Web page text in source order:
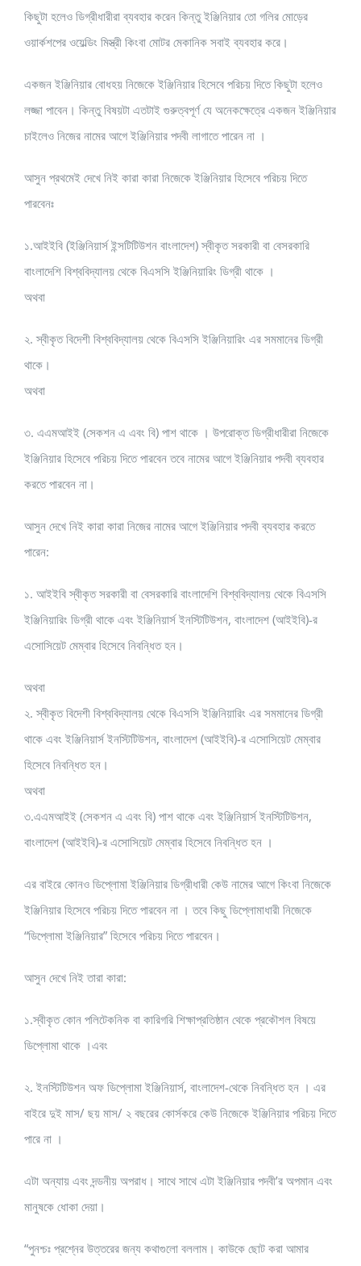
কিছুটা হলেও ডিগ্রীধারীরা ব্যবহার করেন কিন্তু ইঞ্জিনিয়ার তো গলির মোড়ের
ওয়ার্কশপের ওয়েল্ডিং মিস্ত্রী কিংবা মোটর মেকানিক সবাই ব্যবহার করে।
একজন ইঞ্জিনিয়ার বোধহয় নিজেকে ইঞ্জিনিয়ার হিসেবে পরিচয় দিতে কিছুটা হলেও
লজ্জা পাবেন। কিন্তু বিষয়টা এতটাই গুরুত্বপূর্ণ যে অনেকক্ষেত্রে একজন ইঞ্জিনিয়ার
চাইলেও নিজের নামের আগে ইঞ্জিনিয়ার পদবী লাগাতে পারেন না ।
আসুন প্রথমেই দেখে নিই কারা কারা নিজেকে ইঞ্জিনিয়ার হিসেবে পরিচয় দিতে
পারবেনঃ
১.আইইবি (ইঞ্জিনিয়ার্স ইন্সটিটিউশন বাংলাদেশ) স্বীকৃত সরকারী বা বেসরকারি
বাংলাদেশি বিশ্ববিদ্যালয় থেকে বিএসসি ইঞ্জিনিয়ারিং ডিগ্রী থাকে ।
অথবা
২. স্বীকৃত বিদেশী বিশ্ববিদ্যালয় থেকে বিএসসি ইঞ্জিনিয়ারিং এর সমমানের ডিগ্রী
থাকে।
অথবা
৩. এএমআইই (সেকশন এ এবং বি) পাশ থাকে । উপরোক্ত ডিগ্রীধারীরা নিজেকে
ইঞ্জিনিয়ার হিসেবে পরিচয় দিতে পারবেন তবে নামের আগে ইঞ্জিনিয়ার পদবী ব্যবহার
করতে পারবেন না।
আসুন দেখে নিই কারা কারা নিজের নামের আগে ইঞ্জিনিয়ার পদবী ব্যবহার করতে
পারেন:
১. আইইবি স্বীকৃত সরকারী বা বেসরকারি বাংলাদেশি বিশ্ববিদ্যালয় থেকে বিএসসি
ইঞ্জিনিয়ারিং ডিগ্রী থাকে এবং ইঞ্জিনিয়ার্স ইনস্টিটিউশন, বাংলাদেশ (আইইবি)-র
এসোসিয়েট মেম্বার হিসেবে নিবন্ধিত হন।
অথবা
২. স্বীকৃত বিদেশী বিশ্ববিদ্যালয় থেকে বিএসসি ইঞ্জিনিয়ারিং এর সমমানের ডিগ্রী
থাকে এবং ইঞ্জিনিয়ার্স ইনস্টিটিউশন, বাংলাদেশ (আইইবি)-র এসোসিয়েট মেম্বার
হিসেবে নিবন্ধিত হন।
অথবা
৩.এএমআইই (সেকশন এ এবং বি) পাশ থাকে এবং ইঞ্জিনিয়ার্স ইনস্টিটিউশন,
বাংলাদেশ (আইইবি)-র এসোসিয়েট মেম্বার হিসেবে নিবন্ধিত হন ।
এর বাইরে কোনও ডিপ্লোমা ইঞ্জিনিয়ার ডিগ্রীধারী কেউ নামের আগে কিংবা নিজেকে
ইঞ্জিনিয়ার হিসেবে পরিচয় দিতে পারবেন না । তবে কিছু ডিপ্লোমাধারী নিজেকে
“ডিপ্লোমা ইঞ্জিনিয়ার” হিসেবে পরিচয় দিতে পারবেন।
আসুন দেখে নিই তারা কারা:
১.স্বীকৃত কোন পলিটেকনিক বা কারিগরি শিক্ষাপ্রতিষ্ঠান থেকে প্রকৌশল বিষয়ে
ডিপ্লোমা থাকে ।এবং
২. ইনস্টিটিউশন অফ ডিপ্লোমা ইঞ্জিনিয়ার্স, বাংলাদেশ-থেকে নিবন্ধিত হন । এর
বাইরে দুই মাস/ ছয় মাস/ ২ বছরের কোর্সকরে কেউ নিজেকে ইঞ্জিনিয়ার পরিচয় দিতে
পারে না ।
এটা অন্যায় এবং দন্ডনীয় অপরাধ। সাথে সাথে এটা ইঞ্জিনিয়ার পদবী’র অপমান এবং
মানুষকে ধোকা দেয়া।
“পুনশ্চঃ প্রশ্নের উত্তরের জন্য কথাগুলো বললাম। কাউকে ছোট করা আমার